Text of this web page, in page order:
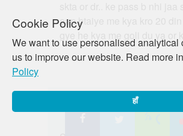
Cookie Policy
We want to use personalised analytical
us to improve our website. Read more
Policy
हाँ
se
or
bo…
aap btaiye me kya kro 20 din
शुक्र, 06/01/2018 -